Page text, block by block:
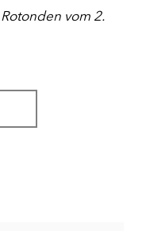
vom 2.